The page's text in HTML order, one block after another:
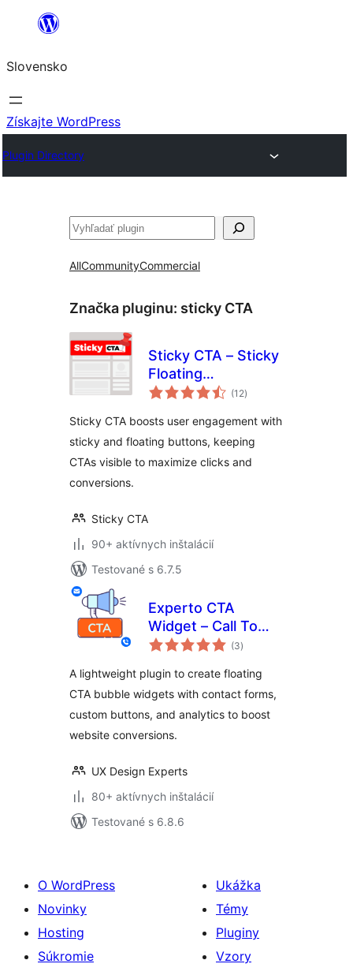
Prejsť
obsah
Slovensko
Získajte WordPress
Plugin Directory
Hľadať
AllCommunityCommercial
Značka pluginu: sticky CTA
Sticky CTA – Sticky
Floating
Notification bar,
Action A/B Testing
(12celkové
hodnotenie
)
Sticky CTA boosts user engagement with
sticky and floating buttons, keeping
CTAs visible to maximize clicks and
conversions.
Sticky CTA
90+ aktívnych inštalácií
Testované s 6.7.5
Experto CTA
Widget – Call To
Action, Sticky CTA,
Plugin
(3celkové
hodnotenie
)
A lightweight plugin to create floating
CTA bubble widgets with contact forms,
custom buttons, and analytics to boost
website conversions.
UX Design Experts
80+ aktívnych inštalácií
Testované s 6.8.6
O WordPress
Novinky
Hosting
Súkromie
Ukážka
Témy
Pluginy
Vzory